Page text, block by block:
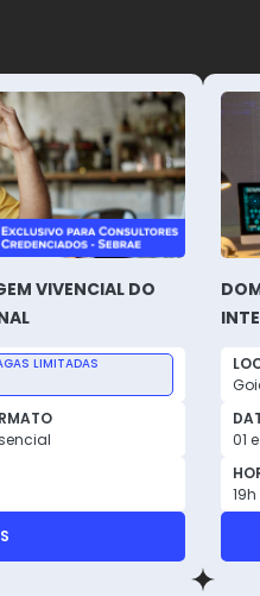
VIVENCIAL DO
LIMITADAS
01